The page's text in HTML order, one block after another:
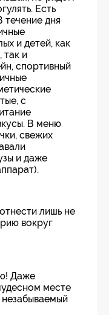
Есть
дня
и детей, как
так и
спортивный
с
В меню
свежих
и даже
лишь не
вокруг
Даже
месте